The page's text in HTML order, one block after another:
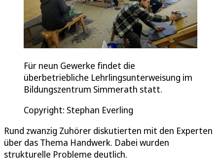
Für neun Gewerke findet die
überbetriebliche Lehrlingsunterweisung im
Bildungszentrum Simmerath statt.
Copyright: Stephan Everling
Rund zwanzig Zuhörer diskutierten mit den Experten
über das Thema Handwerk. Dabei wurden
strukturelle Probleme deutlich.